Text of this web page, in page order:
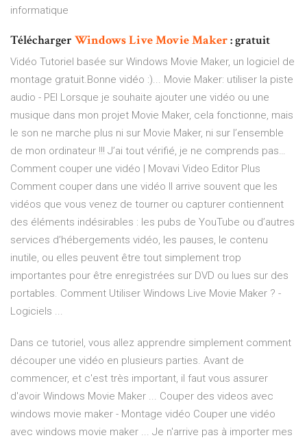
informatique
Télécharger WindowsLiveMovieMaker: gratuit
Vidéo Tutoriel basée sur Windows Movie Maker, un logiciel de
montage gratuit.Bonne vidéo :)... Movie Maker: utiliser la piste
audio - PEI Lorsque je souhaite ajouter une vidéo ou une
musique dans mon projet Movie Maker, cela fonctionne, mais
le son ne marche plus ni sur Movie Maker, ni sur l’ensemble
de mon ordinateur !!! J’ai tout vérifié, je ne comprends pas…
Comment couper une vidéo | Movavi Video Editor Plus
Comment couper dans une vidéo Il arrive souvent que les
vidéos que vous venez de tourner ou capturer contiennent
des éléments indésirables : les pubs de YouTube ou d’autres
services d’hébergements vidéo, les pauses, le contenu
inutile, ou elles peuvent être tout simplement trop
importantes pour être enregistrées sur DVD ou lues sur des
portables. Comment Utiliser Windows Live Movie Maker ? -
Logiciels ...
Dans ce tutoriel, vous allez apprendre simplement comment
découper une vidéo en plusieurs parties. Avant de
commencer, et c'est très important, il faut vous assurer
d'avoir Windows Movie Maker ... Couper des videos avec
windows movie maker - Montage vidéo Couper une vidéo
avec windows movie maker ... Je n'arrive pas à importer mes